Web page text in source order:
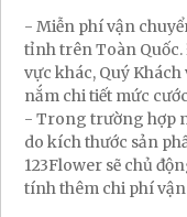
- Miễn phí vận
tỉnh trên Toàn
vực khác, Quý
nắm chi tiết mức
- Trong trường hợp
do kích thước sản
123Flower sẽ chủ
tính thêm chi phí